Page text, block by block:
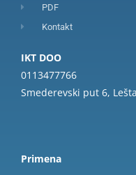
PDF
Kontakt
IKT DOO
0113477766
Smederevski put 6,
Primena